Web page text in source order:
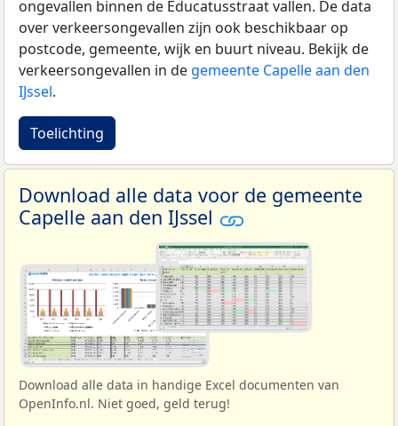
ongevallen binnen de Educatusstraat vallen. De data
over verkeersongevallen zijn ook beschikbaar op
postcode, gemeente, wijk en buurt niveau. Bekijk de
verkeersongevallen in de gemeente Capelle aan den
IJssel.
Toelichting
Download alle data voor de gemeente
Capelle aan den IJssel
Download alle data in handige Excel documenten van
OpenInfo.nl. Niet goed, geld terug!